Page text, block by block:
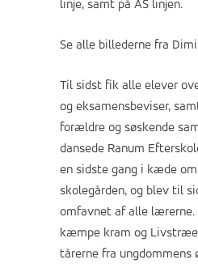
linje, samt på AS linjen.
Se alle billederne fra
Til sidst fik alle elever
og eksamensbeviser,
forældre og søskende
dansede Ranum
en sidste gang i kæde
skolegården, og blev til
omfavnet af alle lærerne.
kæmpe kram og
tårerne fra ungdommens